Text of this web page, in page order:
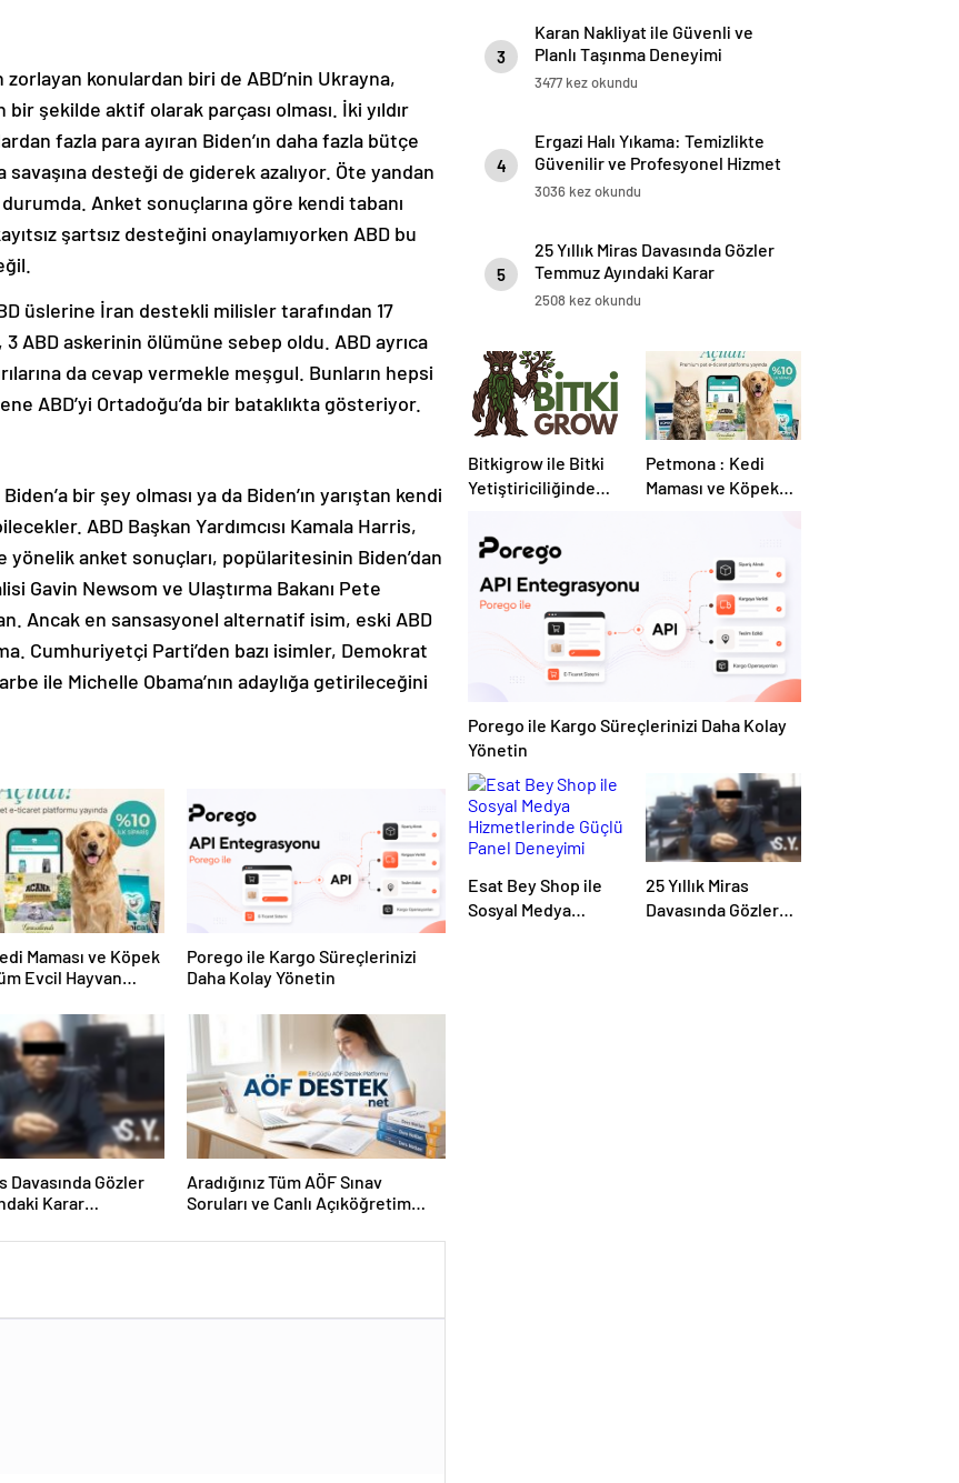
zorlayan konulardan biri de ABD’nin Ukrayna,
şekilde aktif olarak parçası olması. İki yıldır
fazla para ayıran Biden’ın daha fazla bütçe
savaşına desteği de giderek azalıyor. Öte yandan
Anket sonuçlarına göre kendi tabanı
şartsız desteğini onaylamıyorken ABD bu
üslerine İran destekli milisler tarafından 17
3 ABD askerinin ölümüne sebep oldu. ABD ayrıca
da cevap vermekle meşgul. Bunların hepsi
ABD’yi Ortadoğu’da bir bataklıkta gösteriyor.
bir şey olması ya da Biden’ın yarıştan kendi
ABD Başkan Yardımcısı Kamala Harris,
anket sonuçları, popülaritesinin Biden’dan
Gavin Newsom ve Ulaştırma Bakanı Pete
Ancak en sansasyonel alternatif isim, eski ABD
Cumhuriyetçi Parti’den bazı isimler, Demokrat
ile Michelle Obama’nın adaylığa getirileceğini
Maması ve Köpek
Evcil Hayvan
Porego ile Kargo Süreçlerinizi
Daha Kolay Yönetin
Davasında Gözler
Karar
Aradığınız Tüm AÖF Sınav
Soruları ve Canlı Açıköğretim
3
Karan Nakliyat ile Güvenli ve
Planlı Taşınma Deneyimi
3477 kez okundu
4
Ergazi Halı Yıkama: Temizlikte
Güvenilir ve Profesyonel Hizmet
3036 kez okundu
5
25 Yıllık Miras Davasında Gözler
Temmuz Ayındaki Karar
Duruşmasına Çevrildi
2508 kez okundu
Bitkigrow ile Bitki
Yetiştiriciliğinde
Ürün Seçimi
Petmona : Kedi
Maması ve Köpek
Porego ile Kargo Süreçlerinizi Daha Kolay
Yönetin
Esat Bey Shop ile
Sosyal Medya
25 Yıllık Miras
Davasında Gözler